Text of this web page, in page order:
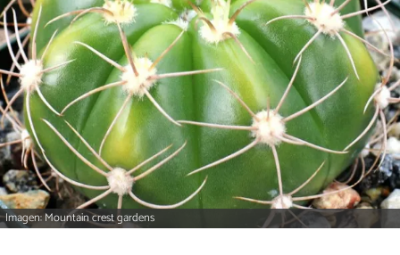
Imagen: Mountain crest gardens